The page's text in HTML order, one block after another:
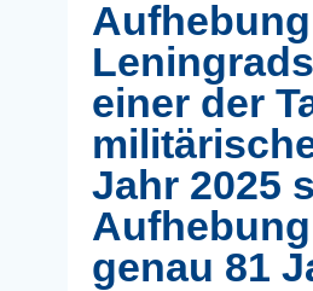
einer der
Jahr 2025
genau 81